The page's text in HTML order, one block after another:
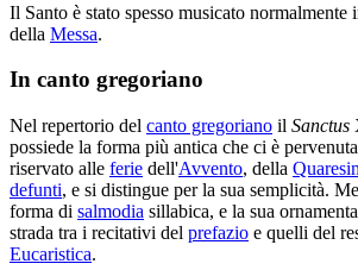
Il Santo è stato spesso musicato normalmente
della Messa.
In canto gregoriano
Nel repertorio del canto gregoriano il Sanctus
possiede la forma più antica che ci è
riservato alle ferie dell'Avvento, della
defunti, e si distingue per la sua semplicità.
forma di salmodia sillabica, e la sua
strada tra i recitativi del prefazio e quelli del
Eucaristica.